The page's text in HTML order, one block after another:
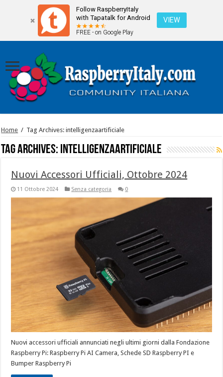
Follow RaspberryItaly
with Tapatalk for Android
FREE - on Google Play
VIEW
Home / Tag Archives: intelligenzaartificiale
Tag Archives: intelligenzaartificiale
Nuovi Accessori Ufficiali, Ottobre 2024
11 Ottobre 2024 Senza categoria 0
Nuovi accessori ufficiali annunciati negli ultimi giorni dalla Fondazione
Raspberry Pi: Raspberry Pi AI Camera, Schede SD Raspberry PI e
Bumper Raspberry Pi